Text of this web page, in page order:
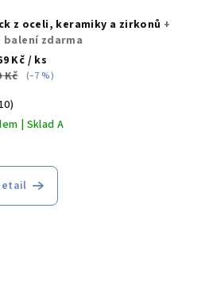
z oceli, keramiky a zirkonů +
balení zdarma
Kč / ks
Kč
(–7 %)
| Sklad A